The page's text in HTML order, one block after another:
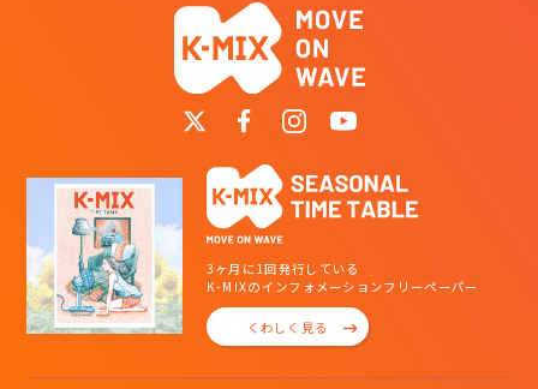
3ヶ月に1回発行している
K-MIXのインフォメーションフリーペーパー
くわしく見る